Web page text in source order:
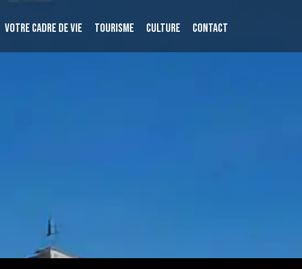
VOTRE CADRE DE VIE TOURISME CULTURE CONTACT